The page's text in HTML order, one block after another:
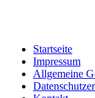
Startseite
Impressum
Allgemeine